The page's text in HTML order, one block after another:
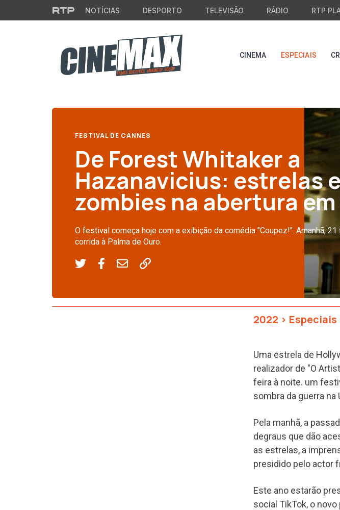
Saltar para o conteúdo principal
NOTÍCIAS DESPORTO TELEVISÃO RÁDIO RTP
CINEMA ESPECIAIS
FESTIVAL DE CANNES
De Forest Whitaker a
Hazanavicius: estrelas e
zombies na abertura
O festival começa hoje com a exibição da comédia "Coupez!". Amanhã,
corrida à Palma de Ouro.
2022 > Especiais
Uma estrela de
realizador de "O
feira à noite. um
sombra da guerra na
Pela manhã, a
degraus que dão
as estrelas, a
presidido pelo actor
Este ano estarão
social TikTok, o